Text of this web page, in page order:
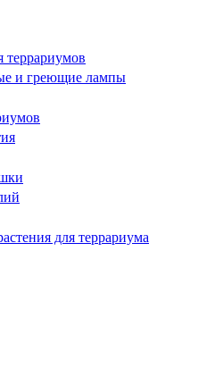
террариумов
и греющие лампы
для террариума